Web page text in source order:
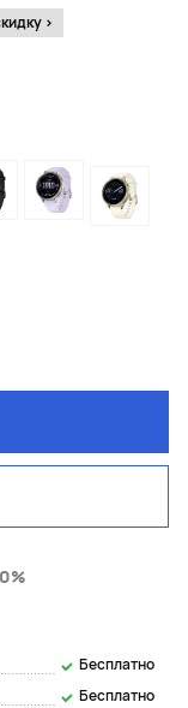
>
Бесплатно
Бесплатно